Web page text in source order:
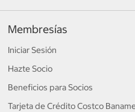
Membresías
Iniciar Sesión
Hazte Socio
Beneficios para Socios
Tarjeta de Crédito Costco